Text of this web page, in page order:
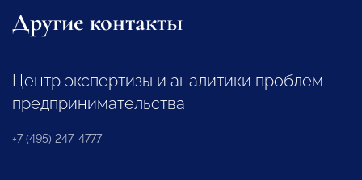
Другие контакты
Центр экспертизы и аналитики проблем
предпринимательства
+7 (495) 247-4777